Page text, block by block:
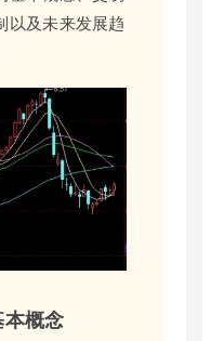
以及未来发展趋
概念